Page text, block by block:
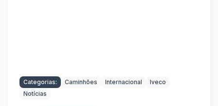
Categorias: Caminhões Internacional
Iveco
Notícias